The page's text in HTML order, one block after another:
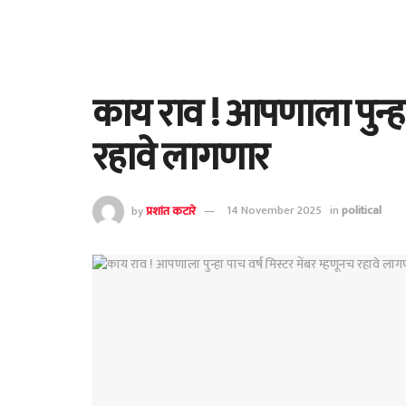
काय राव ! आपणाला
रहावे लागणार
byप्रशांत कटारे 14 November 2025 inpolitical